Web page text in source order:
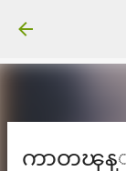
ကာတၾန္